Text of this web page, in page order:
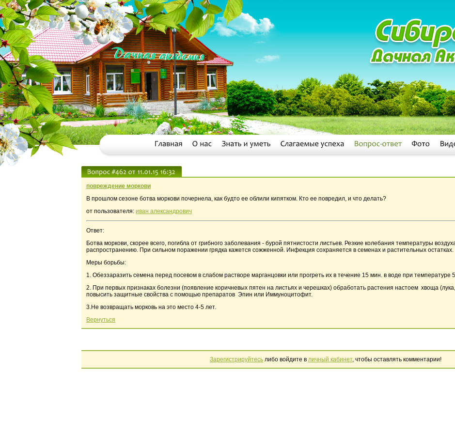
повреждение моркови
В прошлом сезоне ботва моркови почернела, как будто ее облили кипятком. Кто ее повредил, и что делать?
от пользователя: иван александрович
Ответ:
Ботва моркови, скорее всего, погибла от грибного заболевания - бурой пятнистости листьев. Резкие колебания температуры
распространению. При сильном поражении грядка кажется сожженной. Инфекция сохраняется в семенах и растительных остатках.
Меры борьбы:
1. Обеззаразить семена перед посевом в слабом растворе марганцовки или прогреть их в течение 15 мин. в воде при температуре
2. При первых признаках болезни (появление коричневых пятен на листьях и черешках) обработать растения настоем хвоща
повысить защитные свойства с помощью препаратов Эпин или Иммуноцитофит.
3.Не возвращать морковь на это место 4-5 лет.
Вернуться
Зарегистрируйтесь либо войдите в личный кабинет, чтобы оставлять комментарии!